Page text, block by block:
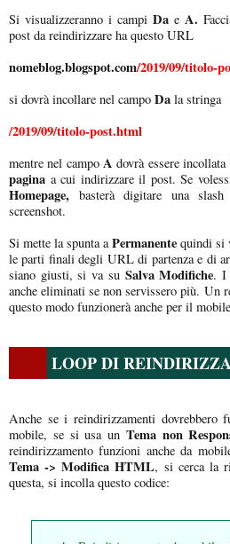
Si visualizzeranno i campi Da e A.
post da reindirizzare ha questo URL
nomeblog.blogspot.com/2019/09/titolo-
si dovrà incollare nel campo Da la stringa
/2019/09/titolo-post.html
mentre nel campoAdovrà essere incollata
pagina a cui indirizzare il post. Se
Homepage, basterà digitare una
screenshot.
Si mette la spunta aPermanente quindi si
le parti finali degli URL di partenza e di
siano giusti, si va suSalva Modifiche. I
anche eliminati se non servissero più. Un
questo modo funzionerà anche per il
LOOP DI
Anche se i reindirizzamenti dovrebbero
mobile, se si usa un Tema non
reindirizzamento funzioni anche da
Tema -> Modifica HTML, si cerca la
questa, si incolla questo codice: